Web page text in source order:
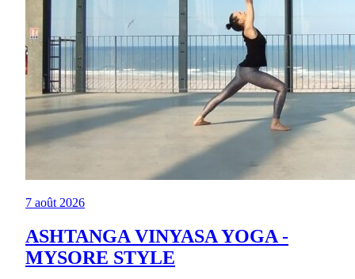
7 août 2026
ASHTANGA VINYASA YOGA -
MYSORE STYLE